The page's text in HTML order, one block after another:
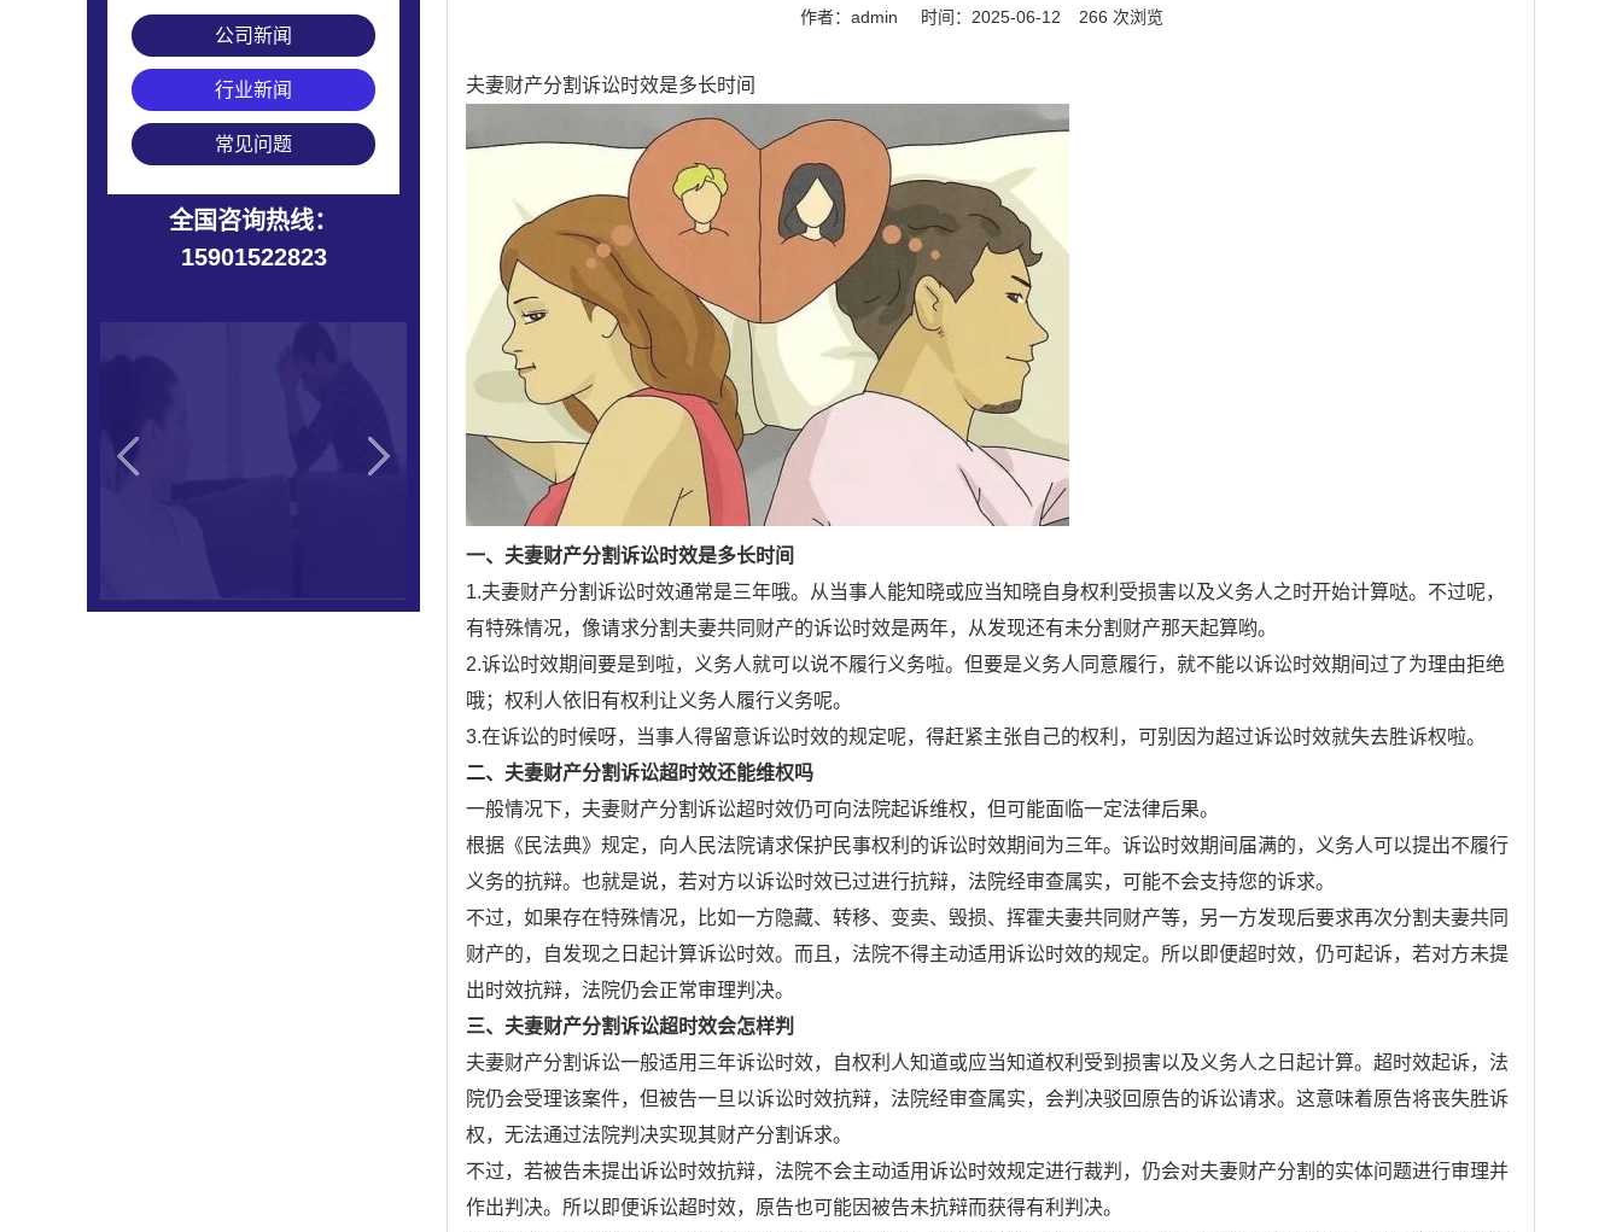
公司新闻
行业新闻
常见问题
全国咨询热线：
15901522823
作者：admin 时间：2025-06-12 266 次浏览
夫妻财产分割诉讼时效是多长时间
一、夫妻财产分割诉讼时效是多长时间
1.夫妻财产分割诉讼时效通常是三年哦。从当事人能知晓或应当知晓自身权利受损害以及义务人之时开始计算哒。不过呢，
有特殊情况，像请求分割夫妻共同财产的诉讼时效是两年，从发现还有未分割财产那天起算哟。
2.诉讼时效期间要是到啦，义务人就可以说不履行义务啦。但要是义务人同意履行，就不能以诉讼时效期间过了为理由拒绝
哦；权利人依旧有权利让义务人履行义务呢。
3.在诉讼的时候呀，当事人得留意诉讼时效的规定呢，得赶紧主张自己的权利，可别因为超过诉讼时效就失去胜诉权啦。
二、夫妻财产分割诉讼超时效还能维权吗
一般情况下，夫妻财产分割诉讼超时效仍可向法院起诉维权，但可能面临一定法律后果。
根据《民法典》规定，向人民法院请求保护民事权利的诉讼时效期间为三年。诉讼时效期间届满的，义务人可以提出不履行
义务的抗辩。也就是说，若对方以诉讼时效已过进行抗辩，法院经审查属实，可能不会支持您的诉求。
不过，如果存在特殊情况，比如一方隐藏、转移、变卖、毁损、挥霍夫妻共同财产等，另一方发现后要求再次分割夫妻共同
财产的，自发现之日起计算诉讼时效。而且，法院不得主动适用诉讼时效的规定。所以即便超时效，仍可起诉，若对方未提
出时效抗辩，法院仍会正常审理判决。
三、夫妻财产分割诉讼超时效会怎样判
夫妻财产分割诉讼一般适用三年诉讼时效，自权利人知道或应当知道权利受到损害以及义务人之日起计算。超时效起诉，法
院仍会受理该案件，但被告一旦以诉讼时效抗辩，法院经审查属实，会判决驳回原告的诉讼请求。这意味着原告将丧失胜诉
权，无法通过法院判决实现其财产分割诉求。
不过，若被告未提出诉讼时效抗辩，法院不会主动适用诉讼时效规定进行裁判，仍会对夫妻财产分割的实体问题进行审理并
作出判决。所以即便诉讼超时效，原告也可能因被告未抗辩而获得有利判决。